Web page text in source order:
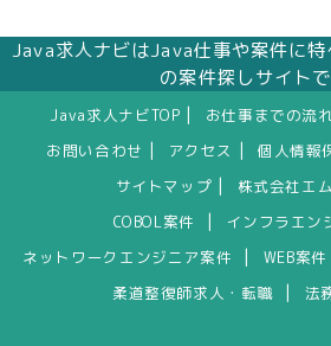
Java求人ナビはJava仕事や案件に
の案件探しサイトで
Java求人ナビTOP お仕事までの流
お問い合わせ アクセス 個人情報
サイトマップ
株式会社エ
COBOL案件
インフラエン
ネットワークエンジニア案件 WEB案件
柔道整復師求人・転職 法